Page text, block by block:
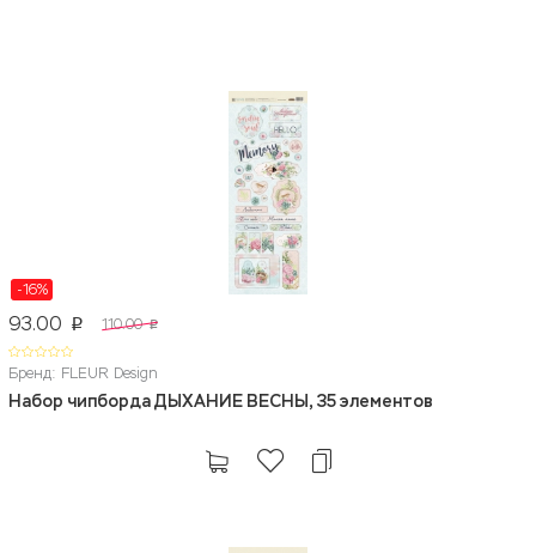
-16%
93.00 p 110.00 p
Бренд: FLEUR Design
Набор чипборда ДЫХАНИЕ ВЕСНЫ, 35 элементов